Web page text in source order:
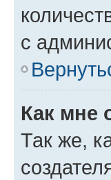
с
Как мне
Так же,